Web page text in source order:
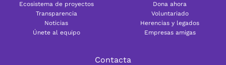
Ecosistema de proyectos
Transparencia
Noticias
Únete al equipo
Dona ahora
Voluntariado
Herencias y legados
Empresas amigas
Contacta